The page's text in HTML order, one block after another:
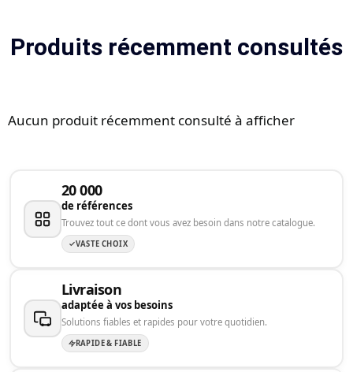
Produits récemment consultés
Aucun produit récemment consulté à afficher
20 000
de références
Trouvez tout ce dont vous avez besoin dans notre catalogue.
VASTE CHOIX
Livraison
adaptée à vos besoins
Solutions fiables et rapides pour votre quotidien.
RAPIDE & FIABLE